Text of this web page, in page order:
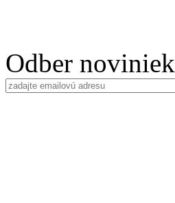
Odber noviniek